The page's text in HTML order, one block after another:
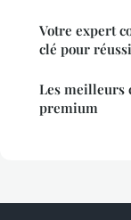
Votre expert
clé pour
Les meilleurs
premium